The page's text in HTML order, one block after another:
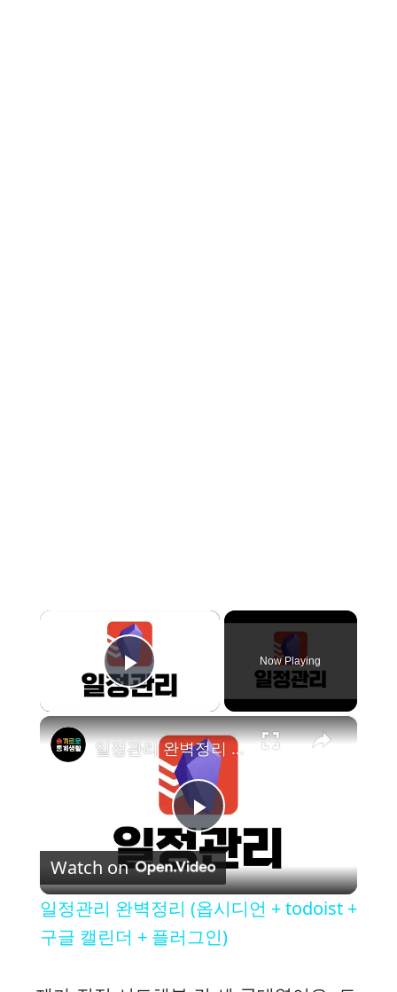
×
Play Video
Now Playing
×
P
l
a
일정관리 완벽정리 (옵시디언 + todoist + 구글 캘린더 + 플러그인)
Watch on
일정관리 완벽정리 (옵시디언 + todoist +
구글 캘린더 + 플러그인)